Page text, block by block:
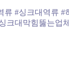
류 #싱크대역류 #
크대막힘뚫는업